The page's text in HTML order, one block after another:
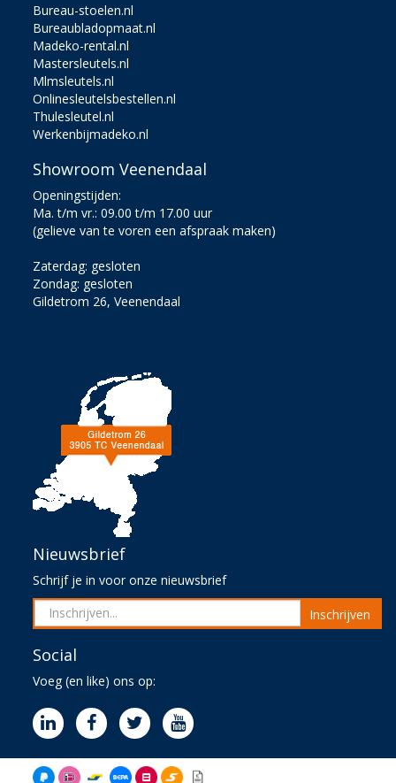
Bureau-stoelen.nl
Bureaubladopmaat.nl
Madeko-rental.nl
Mastersleutels.nl
Mlmsleutels.nl
Onlinesleutelsbestellen.nl
Thulesleutel.nl
Werkenbijmadeko.nl
Showroom Veenendaal
Openingstijden:
Ma. t/m vr.: 09.00 t/m 17.00 uur
(gelieve van te voren een afspraak maken)
Zaterdag: gesloten
Zondag: gesloten
Gildetrom 26, Veenendaal
Nieuwsbrief
Schrijf je in voor onze nieuwsbrief
Inschrijven
Social
Voeg (en like) ons op: